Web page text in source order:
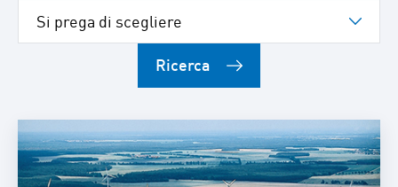
Ricerca